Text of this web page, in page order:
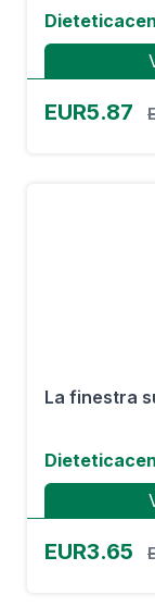
EUR5.87
La finestra
EUR3.65